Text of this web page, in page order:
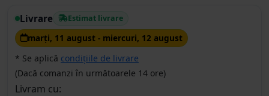
Livrare Estimat livrare
marţi, 11 august - miercuri, 12 august
* Se aplică condițiile de livrare
(Dacă comanzi în următoarele 14 ore)
Livram cu: